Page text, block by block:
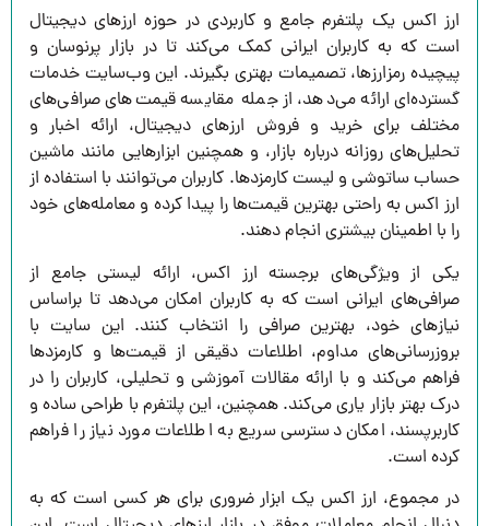
ارز اکس یک پلتفرم جامع و کاربردی در حوزه ارزهای دیجیتال
است که به کاربران ایرانی کمک می‌کند تا در بازار پرنوسان و
پیچیده رمزارزها، تصمیمات بهتری بگیرند. این وب‌سایت خدمات
گسترده‌ای ارائه می‌دهد، از جمله مقایسه قیمت‌های صرافی‌های
مختلف برای خرید و فروش ارزهای دیجیتال، ارائه اخبار و
تحلیل‌های روزانه درباره بازار، و همچنین ابزارهایی مانند ماشین
حساب ساتوشی و لیست کارمزدها. کاربران می‌توانند با استفاده از
ارز اکس به راحتی بهترین قیمت‌ها را پیدا کرده و معامله‌های خود
را با اطمینان بیشتری انجام دهند.
یکی از ویژگی‌های برجسته ارز اکس، ارائه لیستی جامع از
صرافی‌های ایرانی است که به کاربران امکان می‌دهد تا براساس
نیازهای خود، بهترین صرافی را انتخاب کنند. این سایت با
بروزرسانی‌های مداوم، اطلاعات دقیقی از قیمت‌ها و کارمزدها
فراهم می‌کند و با ارائه مقالات آموزشی و تحلیلی، کاربران را در
درک بهتر بازار یاری می‌کند. همچنین، این پلتفرم با طراحی ساده و
کاربرپسند، امکان دسترسی سریع به اطلاعات مورد نیاز را فراهم
کرده است.
در مجموع، ارز اکس یک ابزار ضروری برای هر کسی است که به